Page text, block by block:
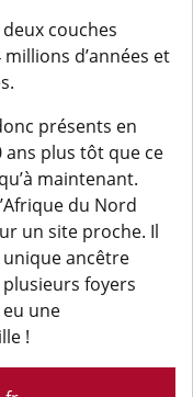
couches
d’années et
présents en
plus tôt que ce
maintenant.
du Nord
un site proche. Il
ancêtre
foyers
une
!